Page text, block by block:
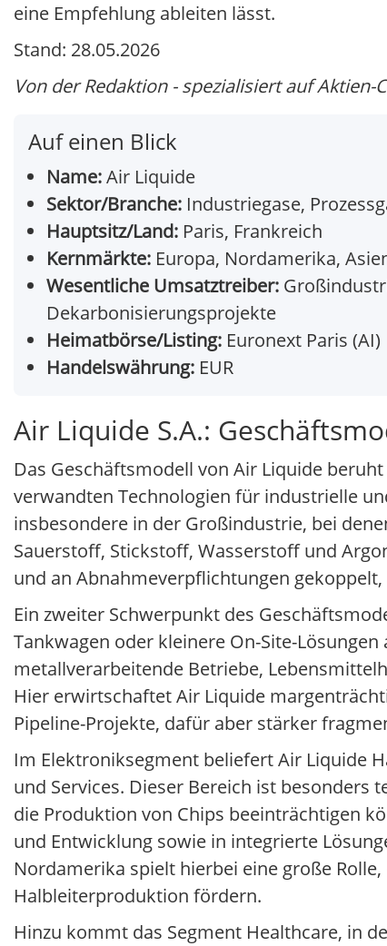
eine Empfehlung ableiten lässt.
Stand: 28.05.2026
Von der Redaktion - spezialisiert auf Aktien-
Auf einen Blick
Name:Air Liquide
Sektor/Branche: Industriegase,
Hauptsitz/Land: Paris, Frankreich
Kernmärkte: Europa, Nordamerika,
Wesentliche Umsatztreiber:
Dekarbonisierungsprojekte
Heimatbörse/Listing: Euronext Paris (AI)
Handelswährung: EUR
Air Liquide S.A.:
Das Geschäftsmodell von Air Liquide
verwandten Technologien für industrielle
insbesondere in der Großindustrie, bei
Sauerstoff, Stickstoff, Wasserstoff und
und an Abnahmeverpflichtungen
Ein zweiter Schwerpunkt des
Tankwagen oder kleinere On-Site-
metallverarbeitende Betriebe,
Hier erwirtschaftet Air Liquide
Pipeline-Projekte, dafür aber stärker
Im Elektroniksegment beliefert Air Liquide
und Services. Dieser Bereich ist besonders
die Produktion von Chips beeinträchtigen
und Entwicklung sowie in integrierte
Nordamerika spielt hierbei eine große
Halbleiterproduktion fördern.
Hinzu kommt das Segment Healthcare, in